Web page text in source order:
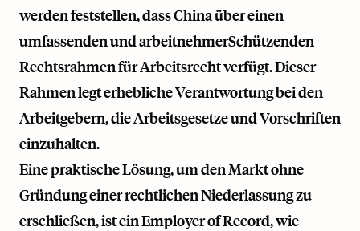
werden feststellen, dass China über einen
umfassenden und arbeitnehmerSchützenden
Rechtsrahmen für Arbeitsrecht verfügt. Dieser
Rahmen legt erhebliche Verantwortung bei den
Arbeitgebern, die Arbeitsgesetze und Vorschriften
einzuhalten.
Eine praktische Lösung, um den Markt ohne
Gründung einer rechtlichen Niederlassung zu
erschließen, ist ein Employer of Record, wie